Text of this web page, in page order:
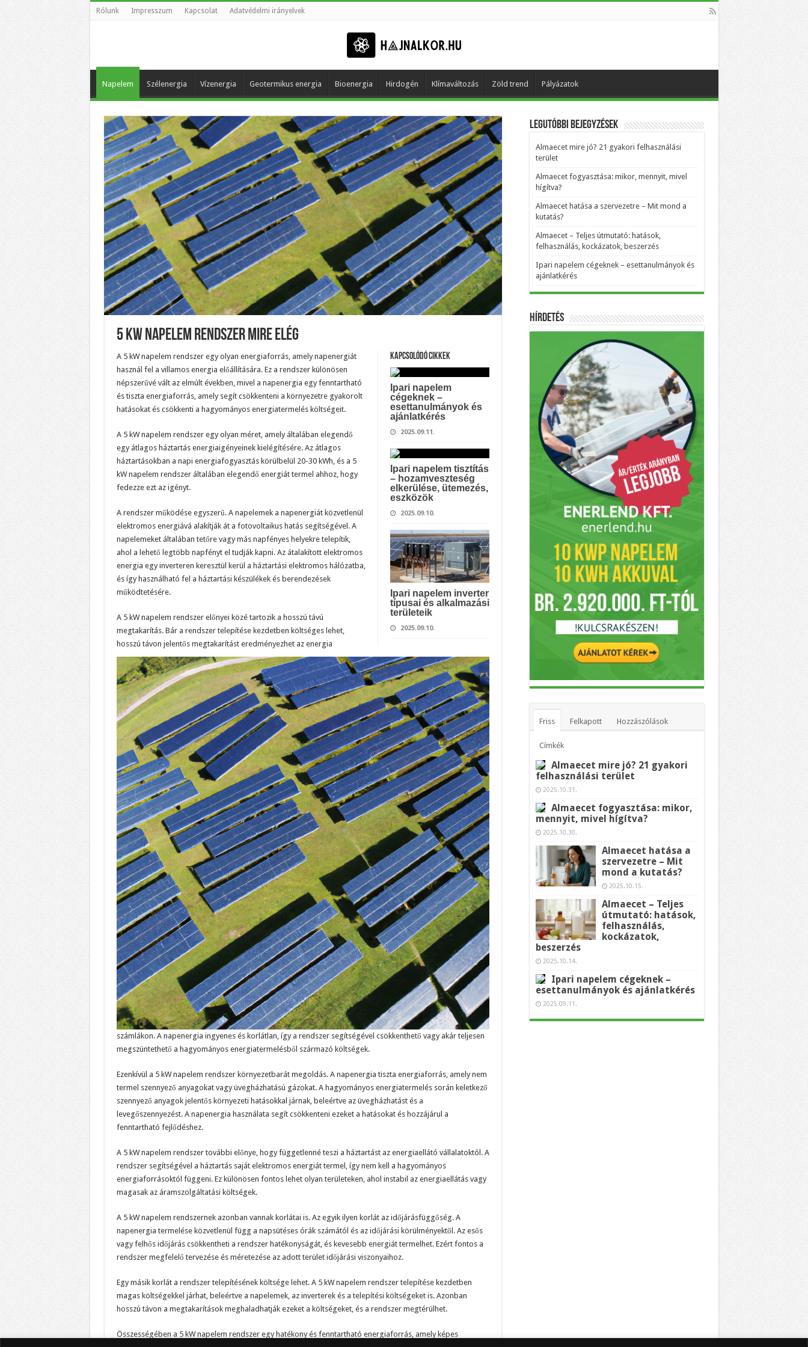
Rólunk Impresszum Kapcsolat Adatvédelmi irányelvek
Napelem Szélenergia Vízenergia Geotermikus energia Bioenergia Hirdogén Klímaváltozás Zöld trend Pályázatok
5 Kw Napelem Rendszer Mire Elég
Kapcsolódó cikkek
Ipari napelem
cégeknek –
esettanulmányok és
ajánlatkérés
2025.09.11.
Ipari napelem tisztítás
– hozamveszteség
elkerülése, ütemezés,
eszközök
2025.09.10.
Ipari napelem inverter
típusai és alkalmazási
területeik
2025.09.10.
A 5 kW napelem rendszer egy olyan energiaforrás, amely napenergiát
használ fel a villamos energia előállítására. Ez a rendszer különösen
népszerűvé vált az elmúlt években, mivel a napenergia egy fenntartható
és tiszta energiaforrás, amely segít csökkenteni a környezetre gyakorolt ​​
hatásokat és csökkenti a hagyományos energiatermelés költségeit.
A 5 kW napelem rendszer egy olyan méret, amely általában elegendő
egy átlagos háztartás energiaigényeinek kielégítésére. Az átlagos
háztartásokban a napi energiafogyasztás körülbelül 20-30 kWh, és a 5
kW napelem rendszer általában elegendő energiát termel ahhoz, hogy
fedezze ezt az igényt.
A rendszer működése egyszerű. A napelemek a napenergiát közvetlenül
elektromos energiává alakítják át a fotovoltaikus hatás segítségével. A
napelemeket általában tetőre vagy más napfényes helyekre telepítik,
ahol a lehető legtöbb napfényt el tudják kapni. Az átalakított elektromos
energia egy inverteren keresztül kerül a háztartási elektromos hálózatba,
és így használható fel a háztartási készülékek és berendezések
működtetésére.
A 5 kW napelem rendszer előnyei közé tartozik a hosszú távú
megtakarítás. Bár a rendszer telepítése kezdetben költséges lehet,
hosszú távon jelentős megtakarítást eredményezhet az energia
számlákon. A napenergia ingyenes és korlátlan, így a rendszer segítségével csökkenthető vagy akár teljesen
megszüntethető a hagyományos energiatermelésből származó költségek.
Ezenkívül a 5 kW napelem rendszer környezetbarát megoldás. A napenergia tiszta energiaforrás, amely nem
termel szennyező anyagokat vagy üvegházhatású gázokat. A hagyományos energiatermelés során keletkező
szennyező anyagok jelentős környezeti hatásokkal járnak, beleértve az üvegházhatást és a
levegőszennyezést. A napenergia használata segít csökkenteni ezeket a hatásokat és hozzájárul a
fenntartható fejlődéshez.
A 5 kW napelem rendszer további előnye, hogy függetlenné teszi a háztartást az energiaellátó vállalatoktól. A
rendszer segítségével a háztartás saját elektromos energiát termel, így nem kell a hagyományos
energiaforrásoktól függeni. Ez különösen fontos lehet olyan területeken, ahol instabil az energiaellátás vagy
magasak az áramszolgáltatási költségek.
A 5 kW napelem rendszernek azonban vannak korlátai is. Az egyik ilyen korlát az időjárásfüggőség. A
napenergia termelése közvetlenül függ a napsütéses órák számától és az időjárási körülményektől. Az esős
vagy felhős időjárás csökkentheti a rendszer hatékonyságát, és kevesebb energiát termelhet. Ezért fontos a
rendszer megfelelő tervezése és méretezése az adott terület időjárási viszonyaihoz.
Egy másik korlát a rendszer telepítésének költsége lehet. A 5 kW napelem rendszer telepítése kezdetben
magas költségekkel járhat, beleértve a napelemek, az inverterek és a telepítési költségeket is. Azonban
hosszú távon a megtakarítások meghaladhatják ezeket a költségeket, és a rendszer megtérülhet.
Összességében a 5 kW napelem rendszer egy hatékony és fenntartható energiaforrás, amely képes
Legutóbbi bejegyzések
Almaecet mire jó? 21 gyakori felhasználási
terület
Almaecet fogyasztása: mikor, mennyit, mivel
hígítva?
Almaecet hatása a szervezetre – Mit mond a
kutatás?
Almaecet – Teljes útmutató: hatások,
felhasználás, kockázatok, beszerzés
Ipari napelem cégeknek – esettanulmányok és
ajánlatkérés
Hírdetés
Friss Felkapott Hozzászólások
Címkék
Almaecet mire jó? 21 gyakori
felhasználási terület
2025.10.31.
Almaecet fogyasztása: mikor,
mennyit, mivel hígítva?
2025.10.30.
Almaecet hatása a
szervezetre – Mit
mond a kutatás?
2025.10.15.
Almaecet – Teljes
útmutató: hatások,
felhasználás,
kockázatok,
beszerzés
2025.10.14.
Ipari napelem cégeknek –
esettanulmányok és ajánlatkérés
2025.09.11.